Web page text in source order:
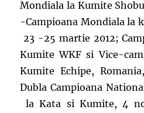
Mondiala la Kumite
-Campioana Mondiala la
23 -25 martie 2012;
Kumite WKF si Vice-
Kumite Echipe,
Dubla Campioana
la Kata si Kumite, 4